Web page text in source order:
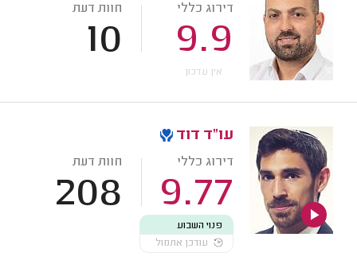
דירוג כללי
9.9
חוות דעת
10
אין עדכון
עו"ד דוד
דירוג כללי
9.77
חוות דעת
208
פנוי השבוע
עודכן אתמול